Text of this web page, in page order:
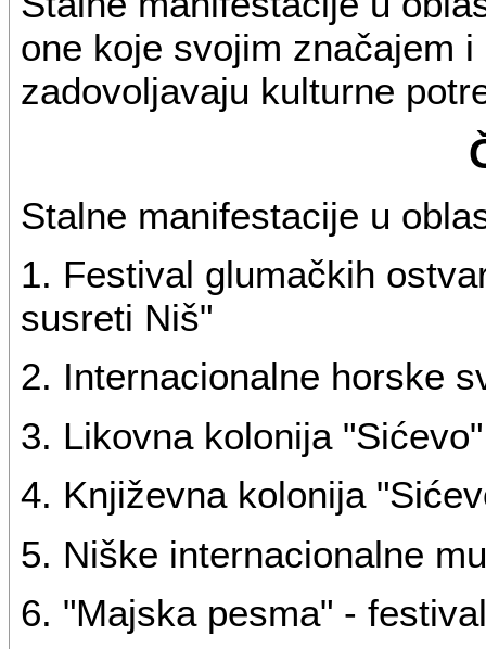
one koje svojim značajem
zadovoljavaju kulturne
Stalne manifestacije u
1. Festival glumačkih
susreti Niš"
2. Internacionalne horske
3. Likovna kolonija "Sićevo"
4. Književna kolonija
5. Niške internacionalne
6. "Majska pesma" -